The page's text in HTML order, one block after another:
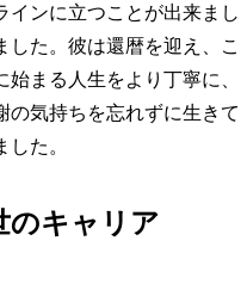
インに立つことが出来まし
した。彼は還暦を迎え、こ
始まる人生をより丁寧に、
の気持ちを忘れずに生きて
した。
のキャリア